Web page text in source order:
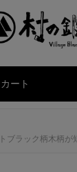
カート
ラック柄木柄